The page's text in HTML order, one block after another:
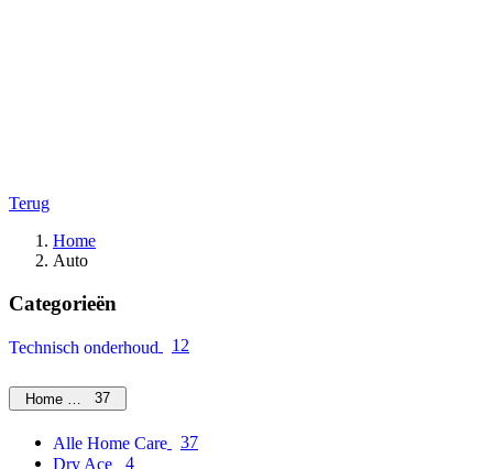
Terug
Home
Auto
Categorieën
Technisch onderhoud 12
Home Care37
Alle Home Care
37
Dry Ace
4